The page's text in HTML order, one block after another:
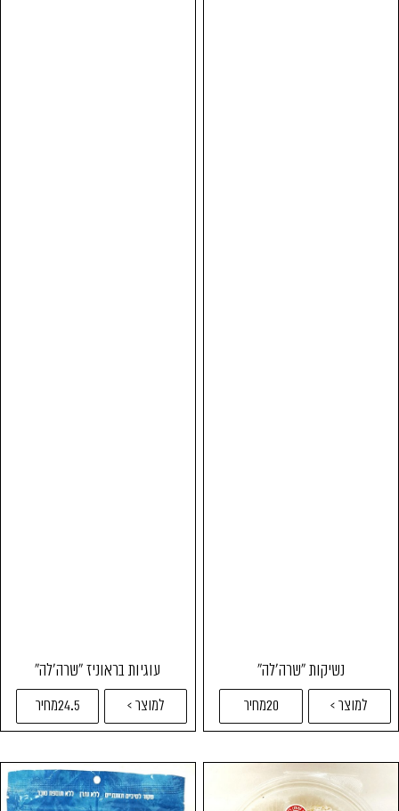
נשיקות "שרה'לה"
למוצר > 20מחיר
עוגיות בראוניז "שרה'לה"
למוצר > 24.5מחיר